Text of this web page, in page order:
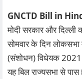
GNCTD Bill in
मोदी सरकार और
सोमवार के दिन लोकसभा
(संशोधन) विधेयक 2021
यह बिल राज्यसभा से